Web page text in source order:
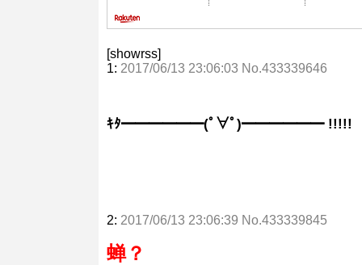
[showrss]
1: 2017/06/13 23:06:03 No.433339646
ｷﾀ━━━━━━(ﾟ∀ﾟ)━━━━━━ !!!!!
2: 2017/06/13 23:06:39 No.433339845
蝉？